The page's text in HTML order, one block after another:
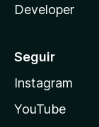
Developer
Seguir
Instagram
YouTube